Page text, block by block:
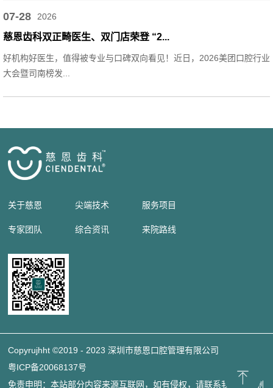
07-28 2026
慈恩齿科双正畸医生、双门店荣登 “2...
好机构好医生，值得被专业与口碑双向看见！近日，2026美团口腔行业
大会暨司南榜发...
关于慈恩 尖端技术 服务项目
专家团队 综合资讯 来院路线
Copyrujhht ©2019 - 2023 深圳市慈恩口腔管理有限公司
粤ICP备20068137号
免责申明：本站部分内容来源互联网，如有侵权，请联系我们立即删